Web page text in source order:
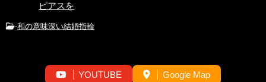
ピアスを
-和の意味深い結婚指輪
YOUTUBE Google Map